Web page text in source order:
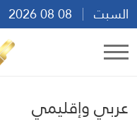
السبت
02:31
عربي وإقليمي